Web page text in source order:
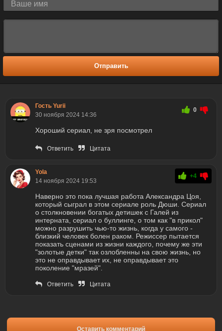
Отправить
Гость Yurii
30 ноября 2024 14:36
0
Хороший сериал, не зря посмотрел
Ответить Цитата
Yola
14 ноября 2024 19:53
+4
Наверно это пока лучшая работа Александра Цоя,
который сыграл в этом сериале роль Дюши. Сериал
о столкновении богатых детишек с Галей из
интерната, сериал о буллинге, о том как "в прикол"
можно разрушить чью-то жизнь, когда у самого -
близкий человек болен раком. Режиссер пытается
показать сценами из жизни каждого, почему же эти
"золотые детки" так озлобленны на свою жизнь, но
это не оправдывает их, не оправдывает это
поколение "мразей".
Ответить Цитата
Оставить комментарий